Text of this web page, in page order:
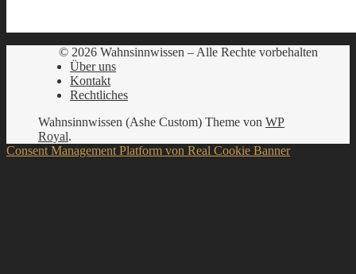
© 2026 Wahnsinnwissen – Alle Rechte vorbehalten
Über uns
Kontakt
Rechtliches
Wahnsinnwissen (Ashe Custom) Theme von WP
Royal.
Consent Management Platform von Real Cookie Banner